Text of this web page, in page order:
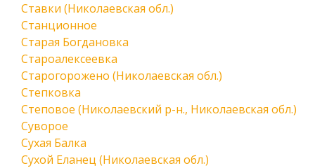
Ставки (Николаевская обл.)
Станционное
Старая Богдановка
Староалексеевка
Старогорожено (Николаевская обл.)
Степковка
Степовое (Николаевский р-н., Николаевская обл.)
Суворое
Сухая Балка
Сухой Еланец (Николаевская обл.)